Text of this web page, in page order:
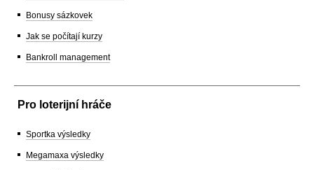
Bonusy sázkovek
Jak se počítají kurzy
Bankroll management
Pro loterijní hráče
Sportka výsledky
Megamaxa výsledky